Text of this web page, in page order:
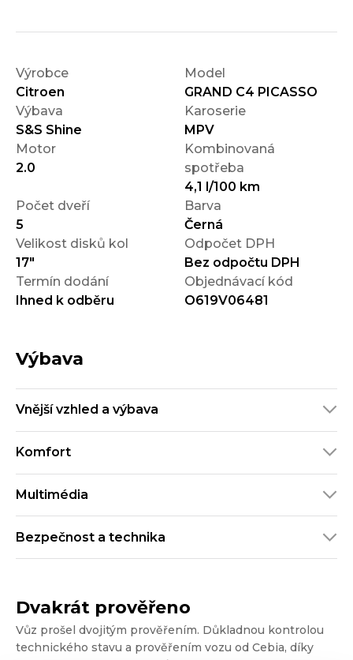
Výrobce
Citroen
Model
GRAND C4 PICASSO
Výbava
S&S Shine
Karoserie
MPV
Motor
2.0
Kombinovaná
spotřeba
4,1 l/100 km
Počet dveří
5
Barva
Černá
Velikost disků kol
17"
Odpočet DPH
Bez odpočtu DPH
Termín dodání
Ihned k odběru
Objednávací kód
O619V06481
Výbava
Vnější vzhled a výbava
Komfort
Multimédia
Bezpečnost a technika
Dvakrát prověřeno
Vůz prošel dvojitým prověřením. Důkladnou kontrolou
technického stavu a prověřením vozu od Cebia, díky